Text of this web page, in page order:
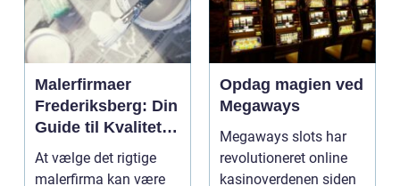
Malerfirmaer
Frederiksberg: Din
Guide til Kvalitet
og Service
At vælge det rigtige
malerfirma kan være
Opdag magien ved
Megaways
Megaways slots har
revolutioneret online
kasinoverdenen siden